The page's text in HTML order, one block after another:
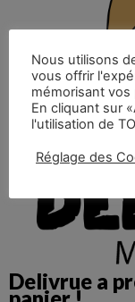
Delivrue a
Nous utilisons
vous offrir
mémorisant
En cliquant sur
l'utilisation de
Réglage des